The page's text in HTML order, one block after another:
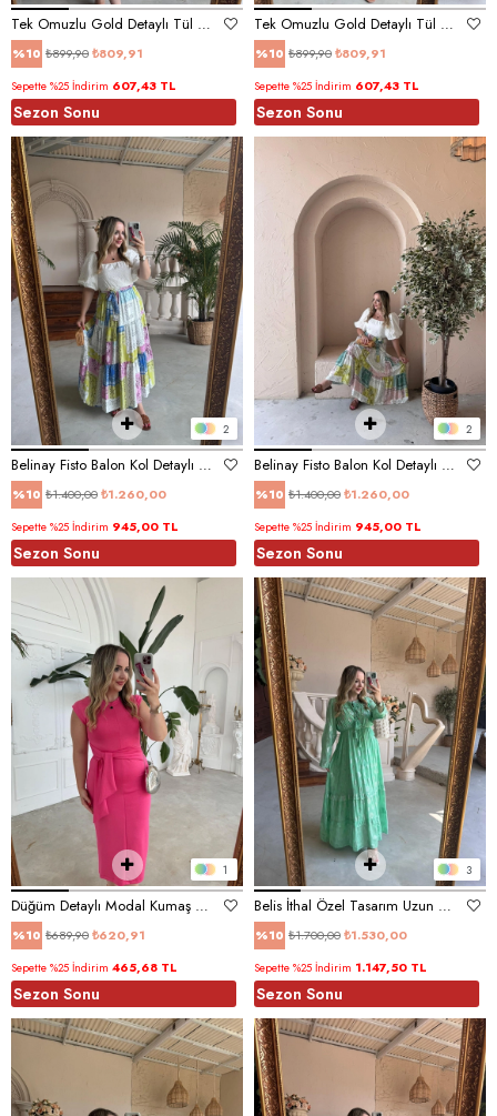
Tek Omuzlu Gold Detaylı Tül Elbise Pembe
%10 ₺809,91
₺899,90
Sepette %25 İndirim 607,43 TL
Sezon Sonu
Tek Omuzlu Gold Detaylı Tül Elbise Yeşil
%10 ₺809,91
₺899,90
Sepette %25 İndirim 607,43 TL
Sezon Sonu
2
Belinay Fisto Balon Kol Detaylı Elbise Mavi Desenli
%10 ₺1.260,00
₺1.400,00
Sepette %25 İndirim 945,00 TL
Sezon Sonu
2
Belinay Fisto Balon Kol Detaylı Elbise Yeşil Desenli
%10 ₺1.260,00
₺1.400,00
Sepette %25 İndirim 945,00 TL
Sezon Sonu
1
Düğüm Detaylı Modal Kumaş Elbise Pembe
%10 ₺620,91
₺689,90
Sepette %25 İndirim 465,68 TL
Sezon Sonu
3
Belis İthal Özel Tasarım Uzun Elbise Mint Yeşil
%10 ₺1.530,00
₺1.700,00
Sepette %25 İndirim 1.147,50 TL
Sezon Sonu